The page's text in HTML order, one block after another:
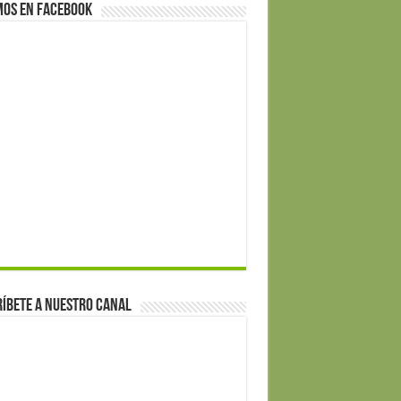
en Facebook
a nuestro canal